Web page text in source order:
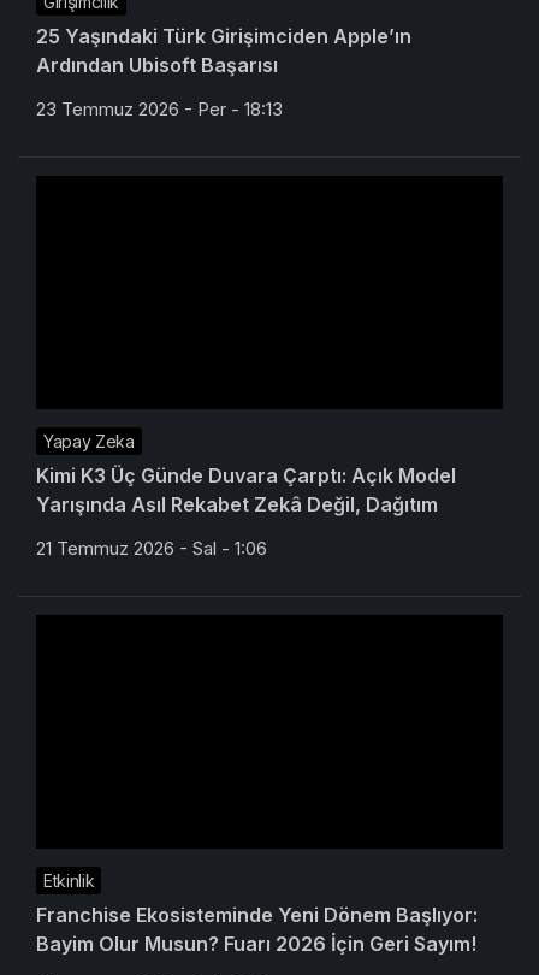
25 Yaşındaki Türk Girişimciden Apple’ın
Ardından Ubisoft Başarısı
23 Temmuz 2026 - Per - 18:13
Yapay Zeka
Kimi K3 Üç Günde Duvara Çarptı: Açık Model
Yarışında Asıl Rekabet Zekâ Değil, Dağıtım
21 Temmuz 2026 - Sal - 1:06
Etkinlik
Franchise Ekosisteminde Yeni Dönem Başlıyor:
Bayim Olur Musun? Fuarı 2026 İçin Geri Sayım!